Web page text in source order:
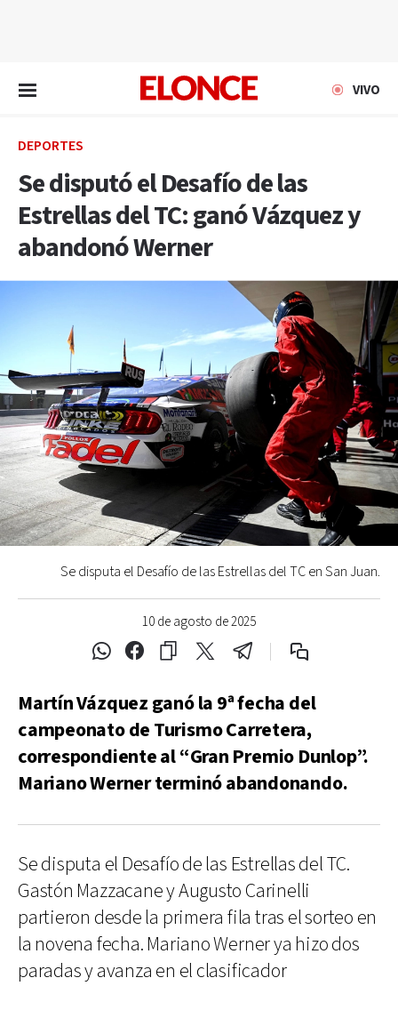
VIVO
DEPORTES
Se disputó el Desafío de las
Estrellas del TC: ganó Vázquez y
abandonó Werner
10 de agosto de 2025
Se disputa el Desafío de las Estrellas del TC en San Juan.
Martín Vázquez ganó la 9ª fecha del
campeonato de Turismo Carretera,
correspondiente al “Gran Premio Dunlop”.
Mariano Werner terminó abandonando.
Se disputa el Desafío de las Estrellas del TC.
Gastón Mazzacane y Augusto Carinelli
partieron desde la primera fila tras el sorteo en
la novena fecha. Mariano Werner ya hizo dos
paradas y avanza en el clasificador